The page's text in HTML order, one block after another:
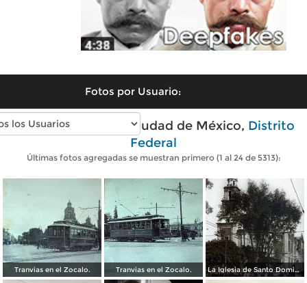
Fotos por Usuario:
Fotos antiguas de Ciudad de México, Distrito
Federal
Últimas fotos agregadas se muestran primero (1 al 24 de 5313):
Tranvias en el Zocalo. Tranvias en el Zocalo. La Iglesia de Santo Domingo.